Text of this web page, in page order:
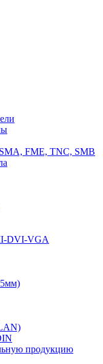
FME, TNC, SMB
DVI-VGA
продукцию